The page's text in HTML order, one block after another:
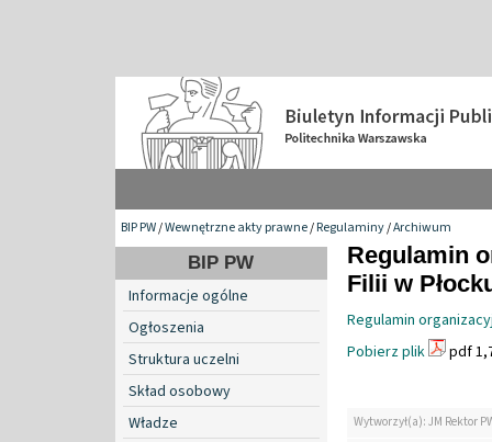
BIP PW/Wewnętrzne akty prawne/Regulaminy/Archiwum
BIP PW
Informacje ogólne
Ogłoszenia
Struktura uczelni
Skład osobowy
Władze
Regulamin
Filii w
Regulamin
Pobierz plik
pdf
Wytworzył(a): JM Rektor